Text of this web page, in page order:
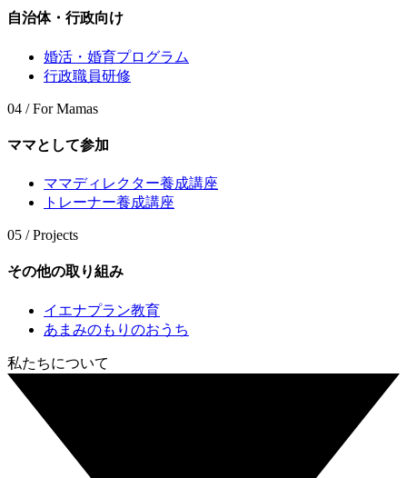
自治体・行政向け
婚活・婚育プログラム
行政職員研修
04 / For Mamas
ママとして参加
ママディレクター養成講座
トレーナー養成講座
05 / Projects
その他の取り組み
イエナプラン教育
あまみのもりのおうち
私たちについて